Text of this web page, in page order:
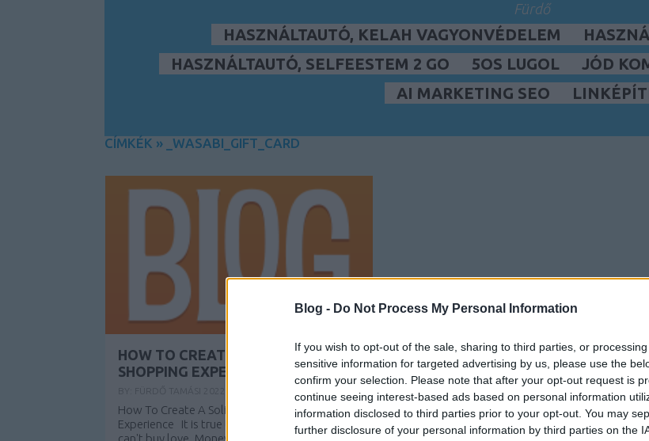
Blog - Do Not Process My Personal Information
If you wish to opt-out of the sale, sharing to third parties, or
sensitive information for targeted advertising by us, please use the
confirm your selection. Please note that after your opt-out request is
continue seeing interest-based ads based on personal information
information disclosed to third parties prior to your opt-out. You may
further disclosure of your personal information by third parties on the
Fürdő
HASZNÁLTAUTÓ, KELAH VAGYONVÉDELEM
HASZNÁLTAUTÓ, SELFEESTEM 2 GO
5OS LUGOL JÓD
AI MARKETING SEO
CÍMKÉK » _WASABI_GIFT_CARD
HOW TO CREATE A SOLID ONLINE
SHOPPING EXPERIENCE
How To Create A Solid Online Shopping
Experience It is true that money probably
can't buy love. Money can buy you all the other